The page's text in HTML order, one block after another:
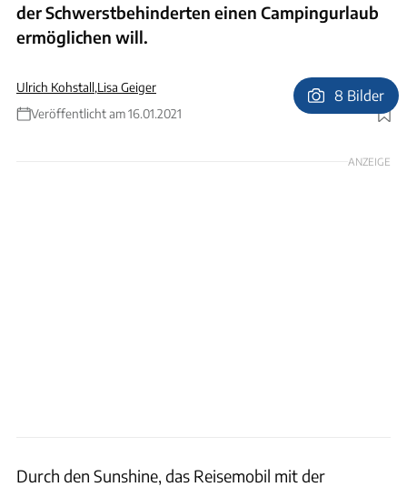
der Schwerstbehinderten einen Campingurlaub
ermöglichen will.
Ulrich Kohstall,Lisa Geiger
Veröffentlicht am 16.01.2021
Foto: Ulrich Kohstall
8 Bilder
ANZEIGE
Durch den Sunshine, das Reisemobil mit der